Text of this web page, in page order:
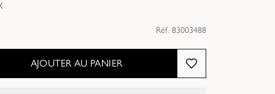
Réf. 83003488
AJOUTER AU PANIER